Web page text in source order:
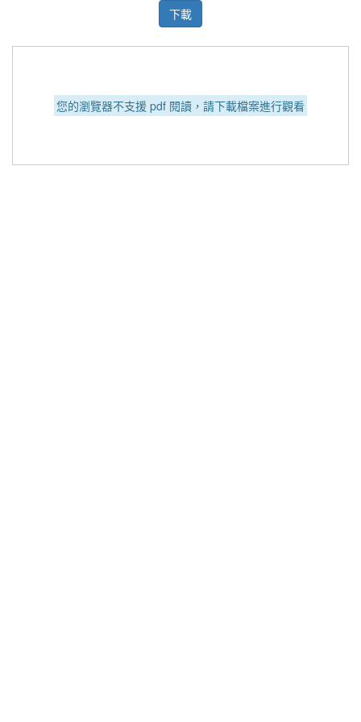
下載
您的瀏覽器不支援 pdf 閱讀，請下載檔案進行觀看